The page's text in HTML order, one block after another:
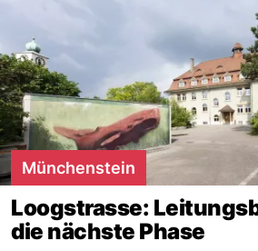
Münchenstein
Loogstrasse:
die nächste Phase